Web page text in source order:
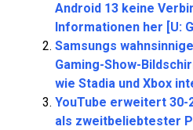
Android 13 keine
Informationen her [U:
Samsungs
Gaming-Show-
wie Stadia und Xbox
YouTube erweitert 30-
als zweitbeliebtester